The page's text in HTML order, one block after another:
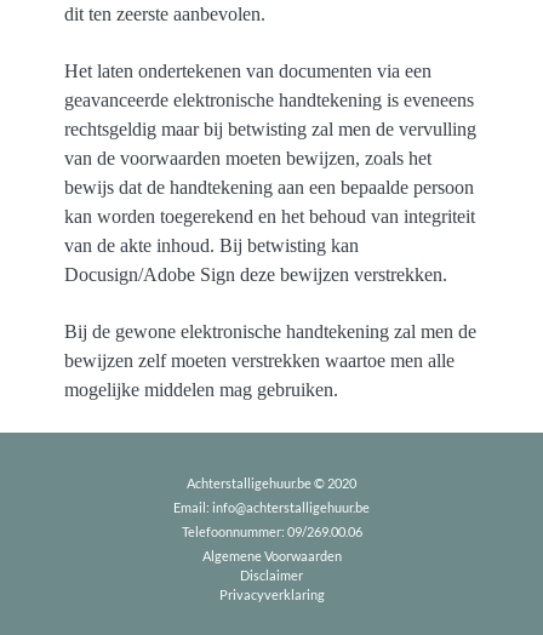
dit ten zeerste aanbevolen.
Het laten ondertekenen van documenten via een
geavanceerde elektronische handtekening is eveneens
rechtsgeldig maar bij betwisting zal men de vervulling
van de voorwaarden moeten bewijzen, zoals het
bewijs dat de handtekening aan een bepaalde persoon
kan worden toegerekend en het behoud van integriteit
van de akte inhoud. Bij betwisting kan
Docusign/Adobe Sign deze bewijzen verstrekken.
Bij de gewone elektronische handtekening zal men de
bewijzen zelf moeten verstrekken waartoe men alle
mogelijke middelen mag gebruiken.
Achterstalligehuur.be © 2020
Email: info@achterstalligehuur.be
Telefoonnummer: 09/269.00.06
Algemene Voorwaarden
Disclaimer
Privacyverklaring